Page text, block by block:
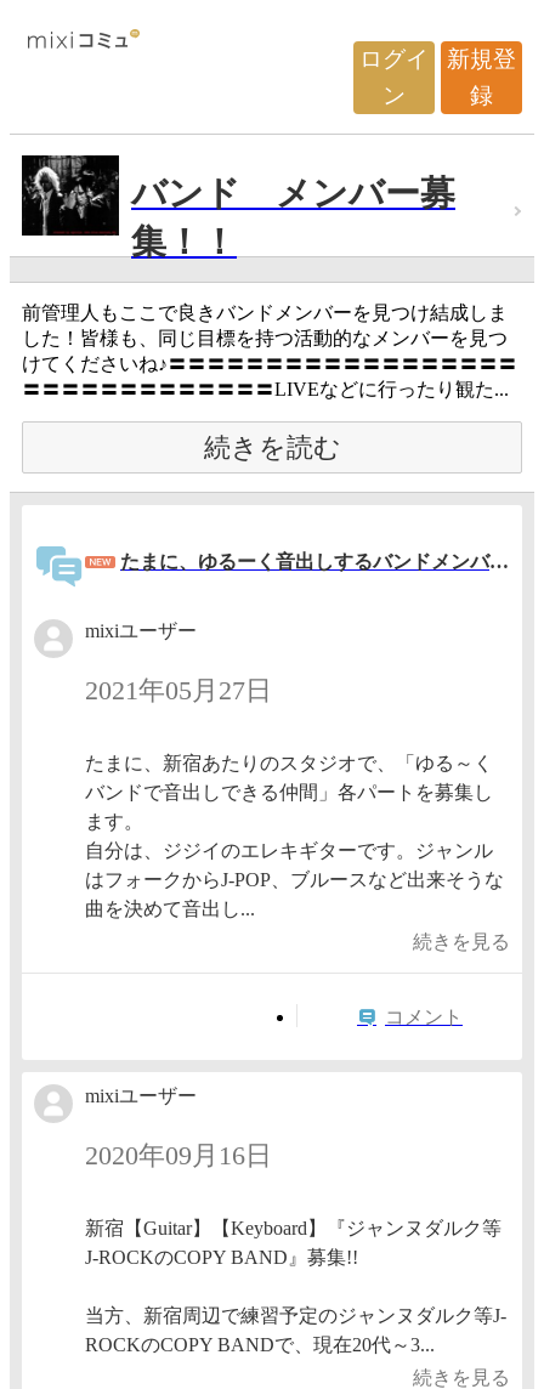
ログイ
ン
新規登
録
バンド メンバー募
集！！
前管理人もここで良きバンドメンバーを見つけ結成しま
した！皆様も、同じ目標を持つ活動的なメンバーを見つ
けてくださいね♪〓〓〓〓〓〓〓〓〓〓〓〓〓〓〓〓〓〓
〓〓〓〓〓〓〓〓〓〓〓〓〓LIVEなどに行ったり観た...
続きを読む
たまに、ゆるーく音出しするバンドメンバー募集します。
mixiユーザー
2021年05月27日
たまに、新宿あたりのスタジオで、「ゆる～く
バンドで音出しできる仲間」各パートを募集し
ます。
自分は、ジジイのエレキギターです。ジャンル
はフォークからJ-POP、ブルースなど出来そうな
曲を決めて音出し...
続きを見る
コメント
mixiユーザー
2020年09月16日
新宿【Guitar】【Keyboard】『ジャンヌダルク等
J-ROCKのCOPY BAND』募集!!
当方、新宿周辺で練習予定のジャンヌダルク等J-
ROCKのCOPY BANDで、現在20代～3...
続きを見る